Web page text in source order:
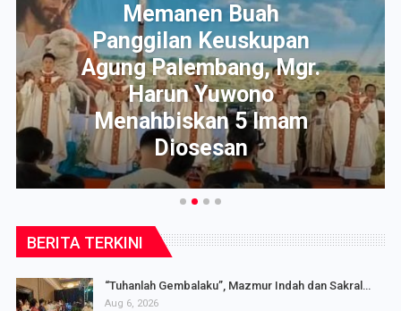
Memanen Buah
Panggilan Keuskupan
Agung Palembang, Mgr.
Harun Yuwono
Menahbiskan 5 Imam
Diosesan
BERITA TERKINI
“Tuhanlah Gembalaku”, Mazmur Indah dan Sakral…
Aug 6, 2026